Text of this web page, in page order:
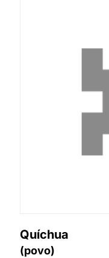
Quíchua
(povo)